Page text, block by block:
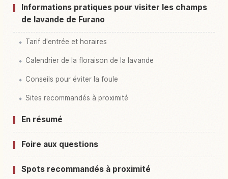
Informations pratiques pour visiter les champs
de lavande de Furano
Tarif d'entrée et horaires
Calendrier de la floraison de la lavande
Conseils pour éviter la foule
Sites recommandés à proximité
En résumé
Foire aux questions
Spots recommandés à proximité